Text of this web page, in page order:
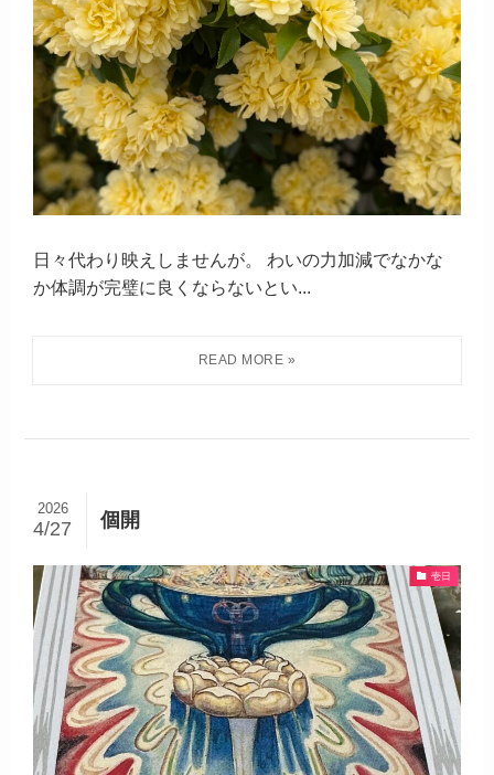
日々代わり映えしませんが。 わいの力加減でなかな
か体調が完璧に良くならないとい...
個開
2026
4/27
壱日